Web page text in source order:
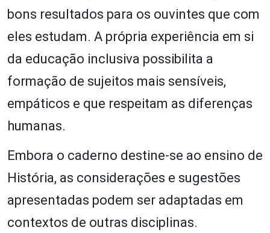
bons resultados para os ouvintes que com
eles estudam. A própria experiência em si
da educação inclusiva possibilita a
formação de sujeitos mais sensíveis,
empáticos e que respeitam as diferenças
humanas.
Embora o caderno destine-se ao ensino de
História, as considerações e sugestões
apresentadas podem ser adaptadas em
contextos de outras disciplinas.